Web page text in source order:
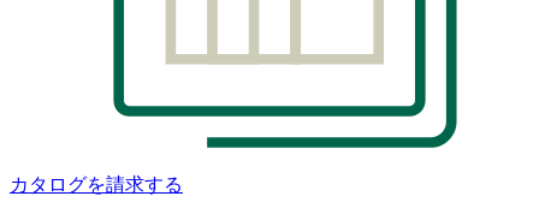
カタログを請求する